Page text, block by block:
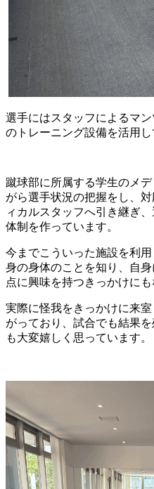
選手にはスタッフによるマ
のトレーニング設備を活用し
蹴球部に所属する学生のメ
がら選手状況の把握をし、
ィカルスタッフへ引き継ぎ
体制を作っています。
今までこういった施設を利
身の身体のことを知り、自
点に興味を持つきっかけにも
実際に怪我をきっかけに来
がっており、試合でも結果
も大変嬉しく思っています。